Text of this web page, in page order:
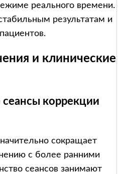
реального времени.
результатам и
и клинические
коррекции
сокращает
с более ранними
сеансов занимают